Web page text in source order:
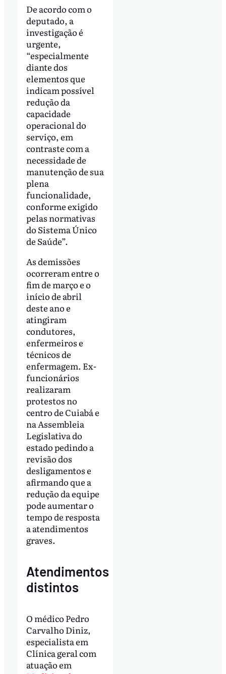
De acordo com o
deputado, a
investigação é
urgente,
“especialmente
diante dos
elementos que
indicam possível
redução da
capacidade
operacional do
serviço, em
contraste com a
necessidade de
manutenção de sua
plena
funcionalidade,
conforme exigido
pelas normativas
do Sistema Único
de Saúde”.
As demissões
ocorreram entre o
fim de março e o
início de abril
deste ano e
atingiram
condutores,
enfermeiros e
técnicos de
enfermagem. Ex-
funcionários
realizaram
protestos no
centro de Cuiabá e
na Assembleia
Legislativa do
estado pedindo a
revisão dos
desligamentos e
afirmando que a
redução da equipe
pode aumentar o
tempo de resposta
a atendimentos
graves.
Atendimentos
distintos
O médico Pedro
Carvalho Diniz,
especialista em
Clínica geral com
atuação em